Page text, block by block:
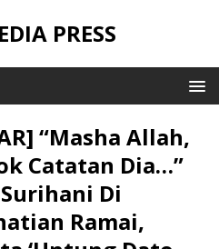
PRESS
“Masha Allah,
Catatan Dia…”
Di
Ramai,